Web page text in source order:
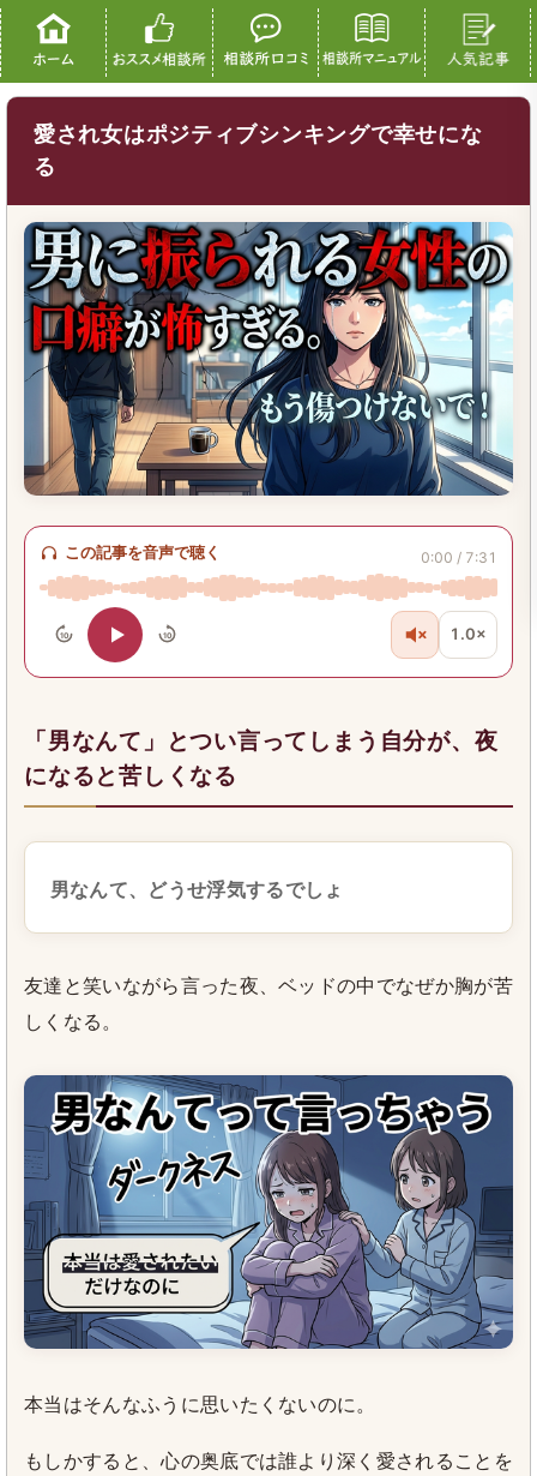
愛され女はポジティブシンキングで幸せにな
る
この記事を音声で聴く 0:00 / 7:31
10 10 1.0×
「男なんて」とつい言ってしまう自分が、夜
になると苦しくなる
男なんて、どうせ浮気するでしょ
友達と笑いながら言った夜、ベッドの中でなぜか胸が苦
しくなる。
本当はそんなふうに思いたくないのに。
もしかすると、心の奥底では誰より深く愛されることを